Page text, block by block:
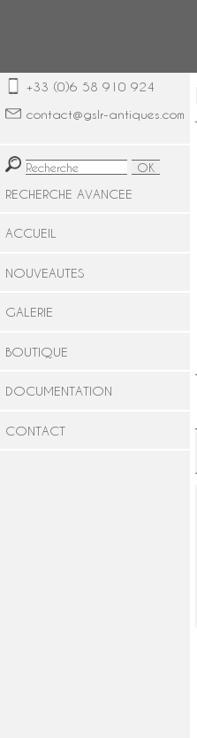
+33 (0)6 58 910 924
contact@gslr-antiques.com
RECHERCHE AVANCEE
ACCUEIL
NOUVEAUTES
GALERIE
BOUTIQUE
DOCUMENTATION
CONTACT